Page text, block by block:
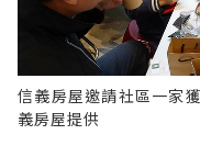
信義房屋邀請社區一家
義房屋提供